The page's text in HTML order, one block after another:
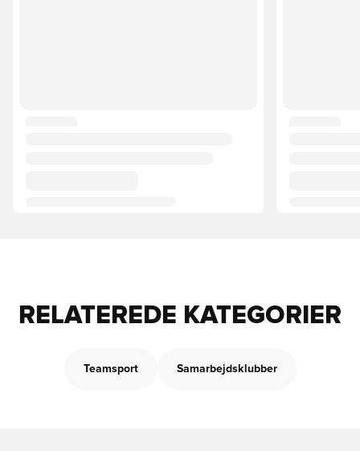
RELATEREDE KATEGORIER
Teamsport Samarbejdsklubber